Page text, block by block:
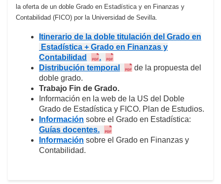
la oferta de un doble Grado en Estadística y en Finanzas y
Contabilidad (FICO) por la Universidad de Sevilla.
Itinerario de la doble titulación del Grado en
Estadística + Grado en Finanzas y
Contabilidad
.
Distribución temporal
de la propuesta del
doble grado.
Trabajo Fin de Grado.
Información en la web de la US del Doble
Grado de Estadística y FICO. Plan de Estudios.
Información sobre el Grado en Estadística:
Guías docentes.
Información sobre el Grado en Finanzas y
Contabilidad.